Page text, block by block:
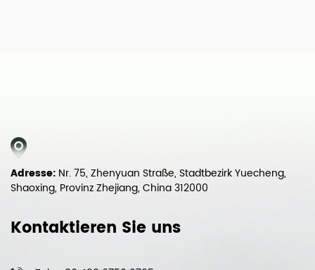
Adresse: Nr. 75, Zhenyuan Straße, Stadtbezirk Yuecheng,
Shaoxing, Provinz Zhejiang, China 312000
Kontaktieren Sie uns